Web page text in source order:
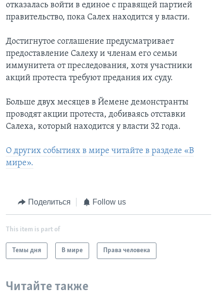
отказалась войти в единое с правящей партией
правительство, пока Салех находится у власти.
Достигнутое соглашение предусматривает
предоставление Салеху и членам его семьи
иммунитета от преследования, хотя участники
акций протеста требуют предания их суду.
Больше двух месяцев в Йемене демонстранты
проводят акции протеста, добиваясь отставки
Салеха, который находится у власти 32 года.
О других событиях в мире читайте в разделе «В
мире».
Поделиться Follow us
This item is part of
Темы дня В мире Права человека
Читайте также